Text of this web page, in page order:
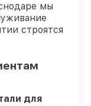
мы
строятся
для